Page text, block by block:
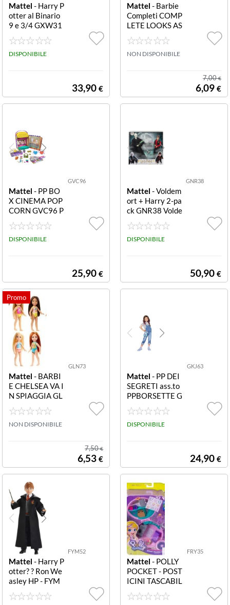
Mattel - Harry P
otter al Binario
9 e 3/4 GXW31
Harry al Binario
9 e 3/4
DISPONIBILE
33,90 €
Mattel - Barbie
Completi COMP
LETE LOOKS AS
ST. GWD96 BA
RBIE COMPLET
E LOOKS ASST.
NON DISPONIBILE
7,00€
6,09 €
GVC96
Mattel - PP BO
X CINEMA POP
CORN GVC96 P
P BOX CINEMA
POPCORN
DISPONIBILE
25,90 €
GNR38
Mattel - Voldem
ort + Harry 2-pa
ck GNR38 Volde
mort + Harry 2-
pack
DISPONIBILE
50,90 €
GLN73
Mattel - BARBI
E CHELSEA VA I
N SPIAGGIA GL
N73 Barbie Che
lsea va in Spiagg
ia - NEW Checkl
NON DISPONIBILE
7,50€
6,53 €
GKJ63
Mattel - PP DEI
SEGRETI ass.to
PPBORSETTE G
KJ63 BORSETT
E DEI SEGRETI
ass.to
DISPONIBILE
24,90 €
FYM52
Mattel - Harry P
otter? ? Ron We
asley HP - FYM
52 HP - RON W
EASLEY
FRY35
Mattel - POLLY
POCKET - POST
ICINI TASCABIL
I PP BIG ASS.TO
FRY35 PP posti